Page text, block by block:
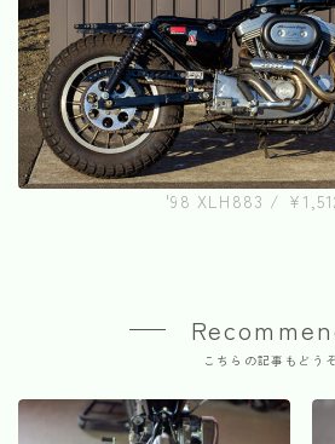
'98 XLH883 /
こちらの記事もどう